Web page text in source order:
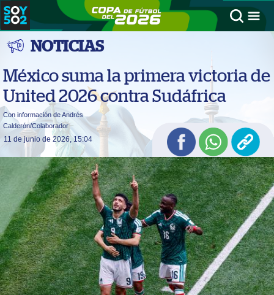
NOTICIAS
México suma la primera victoria de
United 2026 contra Sudáfrica
Con información de Andrés
Calderón/Colaborador
11 de junio de 2026, 15:04